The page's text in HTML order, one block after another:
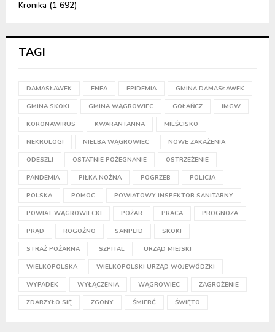
Kronika (1 692)
TAGI
DAMASŁAWEK ENEA EPIDEMIA GMINA DAMASŁAWEK
GMINA SKOKI GMINA WĄGROWIEC GOŁAŃCZ IMGW
KORONAWIRUS KWARANTANNA MIEŚCISKO
NEKROLOGI NIELBA WĄGROWIEC NOWE ZAKAŻENIA
ODESZLI OSTATNIE POŻEGNANIE OSTRZEŻENIE
PANDEMIA PIŁKA NOŻNA POGRZEB POLICJA
POLSKA POMOC POWIATOWY INSPEKTOR SANITARNY
POWIAT WĄGROWIECKI POŻAR PRACA PROGNOZA
PRĄD ROGOŹNO SANPEID SKOKI
STRAŻ POŻARNA SZPITAL URZĄD MIEJSKI
WIELKOPOLSKA WIELKOPOLSKI URZĄD WOJEWÓDZKI
WYPADEK WYŁĄCZENIA WĄGROWIEC ZAGROŻENIE
ZDARZYŁO SIĘ ZGONY ŚMIERĆ ŚWIĘTO